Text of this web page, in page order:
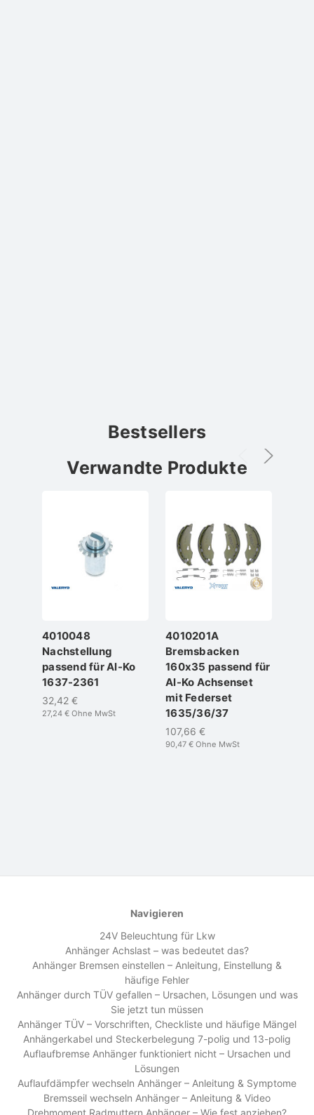
Bestsellers
Verwandte Produkte
4010048
Nachstellung
passend für Al-Ko
1637-2361
32,42 €
27,24 € Ohne MwSt
4010201A
Bremsbacken
160x35 passend für
Al-Ko Achsenset
mit Federset
1635/36/37
107,66 €
90,47 € Ohne MwSt
Navigieren
24V Beleuchtung für Lkw
Anhänger Achslast – was bedeutet das?
Anhänger Bremsen einstellen – Anleitung, Einstellung &
häufige Fehler
Anhänger durch TÜV gefallen – Ursachen, Lösungen und was
Sie jetzt tun müssen
Anhänger TÜV – Vorschriften, Checkliste und häufige Mängel
Anhängerkabel und Steckerbelegung 7-polig und 13-polig
Auflaufbremse Anhänger funktioniert nicht – Ursachen und
Lösungen
Auflaufdämpfer wechseln Anhänger – Anleitung & Symptome
Bremsseil wechseln Anhänger – Anleitung & Video
Drehmoment Radmuttern Anhänger – Wie fest anziehen?